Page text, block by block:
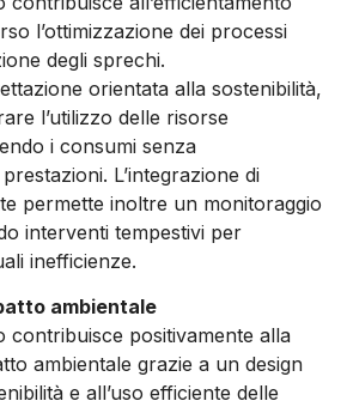
l’ottimizzazione dei processi
degli sprechi.
orientata alla sostenibilità,
l’utilizzo delle risorse
i consumi senza
L’integrazione di
permette inoltre un monitoraggio
interventi tempestivi per
inefficienze.
ambientale
contribuisce positivamente alla
ambientale grazie a un design
e all’uso efficiente delle